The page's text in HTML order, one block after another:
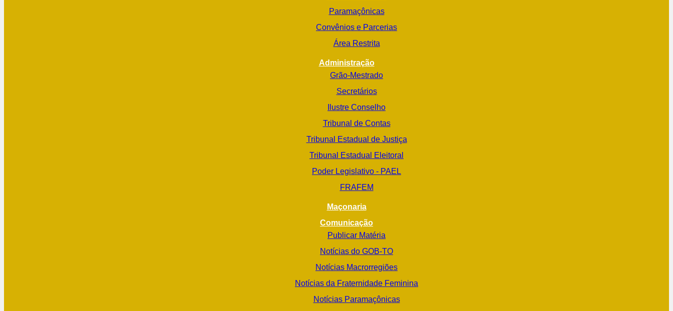
Paramaçônicas
Convênios e Parcerias
Área Restrita
Administração
Grão-Mestrado
Secretários
Ilustre Conselho
Tribunal de Contas
Tribunal Estadual de Justiça
Tribunal Estadual Eleitoral
Poder Legislativo - PAEL
FRAFEM
Maçonaria
Comunicação
Publicar Matéria
Notícias do GOB-TO
Notícias Macrorregiões
Notícias da Fraternidade Feminina
Notícias Paramaçônicas